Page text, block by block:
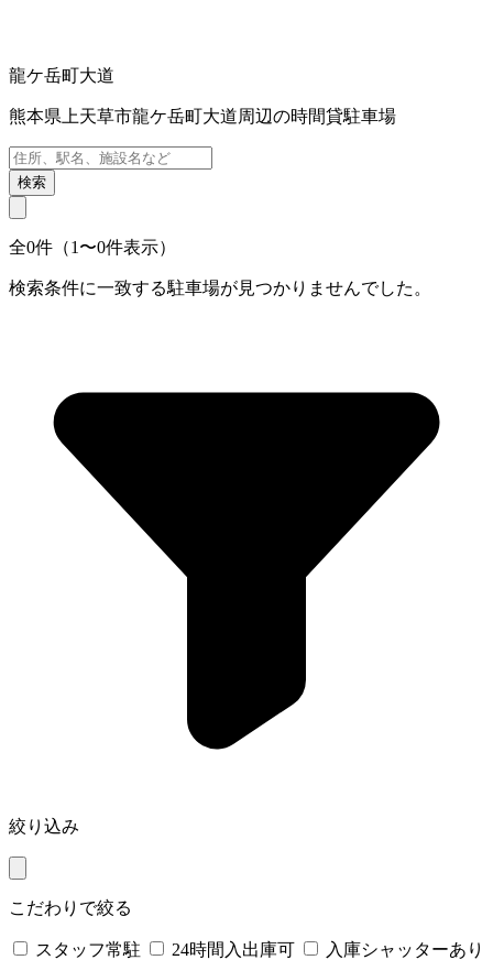
龍ケ岳町大道
熊本県上天草市龍ケ岳町大道周辺の時間貸駐車場
検索
全0件（1〜0件表示）
検索条件に一致する駐車場が見つかりませんでした。
絞り込み
こだわりで絞る
スタッフ常駐 24時間入出庫可
入庫シャッターあり